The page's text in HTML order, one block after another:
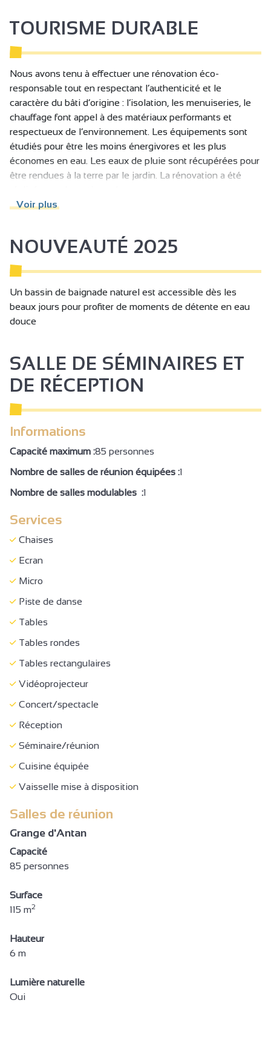
de fort
Piscine
Piscine plein air
Table de ping pong
Salon de télévision
Cour
Jardin
Mitoyen propriétaire
Parking privé
Bornes de recharge pour véhicules électriques
Ménage en fin de séjour
Accès internet Wifi gratuit
Gestion libre
Non fumeur
Lit 140 cm
Lits superposés
Matériel Bébé
Lit bébé
Couette
Linge compris
Draps compris
Chaise bébé
Aspirateur
Congélateur
Four
Lave vaisselle
Micro-ondes
Réfrigérateur
Sèche cheveux
Bouilloire
Machine à café
Cafetière
Accès Internet privatif Wifi gratuit
Lecteur DVD
Télévision
Accès Internet privatif Wifi
TOURISME DURABLE
Nous avons tenu à effectuer une rénovation éco-
responsable tout en respectant l’authenticité et le
caractère du bâti d’origine : l’isolation, les menuiseries, le
chauffage font appel à des matériaux performants et
respectueux de l’environnement. Les équipements sont
étudiés pour être les moins énergivores et les plus
économes en eau. Les eaux de pluie sont récupérées pour
être rendues à la terre par le jardin. La rénovation a été
Voir plus
NOUVEAUTÉ 2025
Un bassin de baignade naturel est accessible dès les
beaux jours pour profiter de moments de détente en eau
douce
SALLE DE SÉMINAIRES ET
DE RÉCEPTION
Informations
Capacité maximum :85 personnes
Nombre de salles de réunion équipées :1
Nombre de salles modulables :1
Services
Chaises
Ecran
Micro
Piste de danse
Tables
Tables rondes
Tables rectangulaires
Vidéoprojecteur
Concert/spectacle
Réception
Séminaire/réunion
Cuisine équipée
Vaisselle mise à disposition
Salles de réunion
Grange d'Antan
Capacité
85 personnes
Surface
115 m2
Hauteur
6 m
Lumière naturelle
Oui